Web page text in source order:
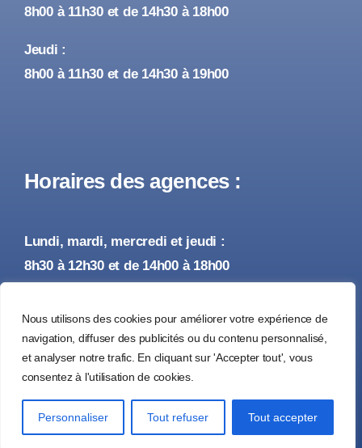
Nous utilisons des cookies pour améliorer votre expérience de
navigation, diffuser des publicités ou du contenu personnalisé,
et analyser notre trafic. En cliquant sur 'Accepter tout', vous
consentez à l'utilisation de cookies.
Personnaliser Tout refuser Tout accepter
8h00 à 11h30 et de 14h30 à 18h00
Jeudi :
8h00 à 11h30 et de 14h30 à 19h00
Horaires des agences :
Lundi, mardi, mercredi et jeudi :
8h30 à 12h30 et de 14h00 à 18h00
8h30 à 12h30 et de 14h00 à 17h00
© 2026 • Tous droits réservés •Mentions Légales